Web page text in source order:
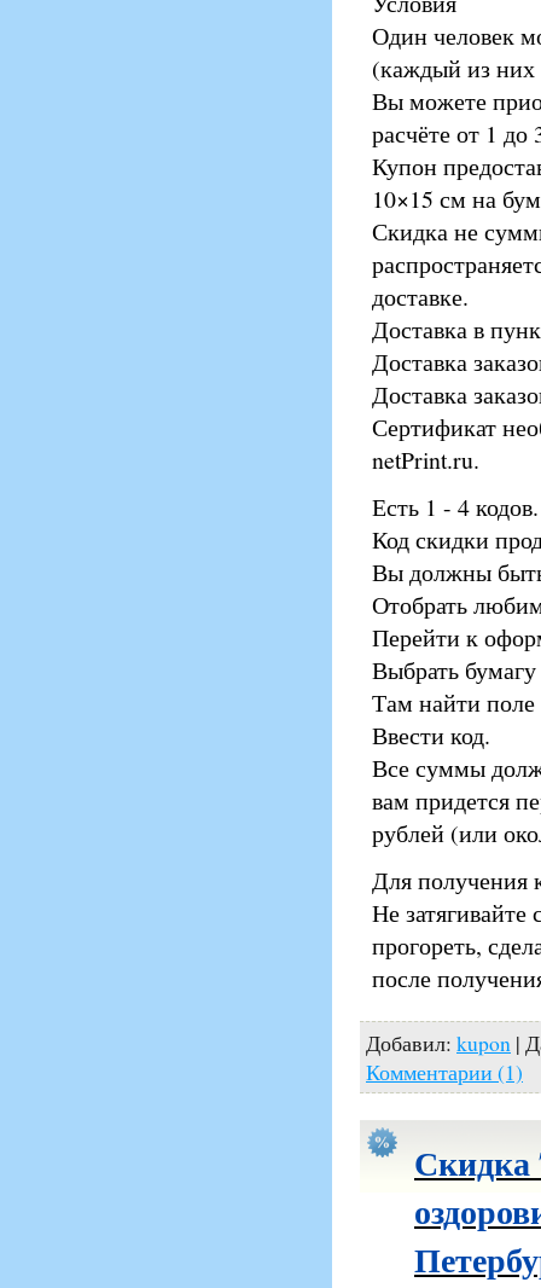
Один человек
(каждый из
Вы можете
расчёте от 1
Купон
10×15 см на
Скидка не
доставке.
Доставка в
Доставка
Доставка
Сертификат
netPrint.ru.
Есть 1 - 4 кодов.
Код скидки
Вы должны быть
Отобрать
Перейти к
Выбрать
Там найти поле
Ввести код.
Все суммы
вам придется
рублей (или
Для получения
Не
прогореть,
после
Добавил: kupon |
Комментарии (1)
Скидка